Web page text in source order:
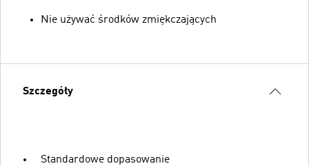
Nie używać środków zmiękczających
Szczegóły
Standardowe dopasowanie